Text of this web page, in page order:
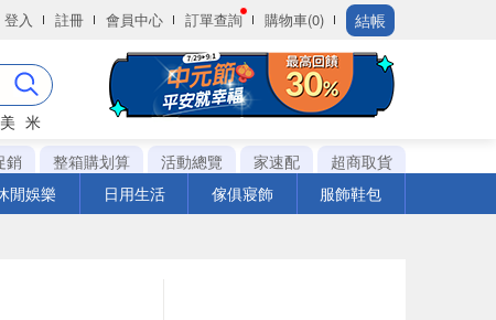
登入 註冊 會員中心 訂單查詢 購物車(0) 結帳
米
銷 整箱購划算 活動總覽 家速配
超商取貨
閒娛樂 日用生活 傢俱寢飾 服飾鞋包